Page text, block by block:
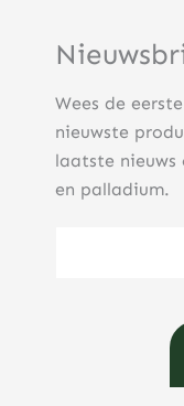
Wees de
nieuwste
laatste
en palladium.